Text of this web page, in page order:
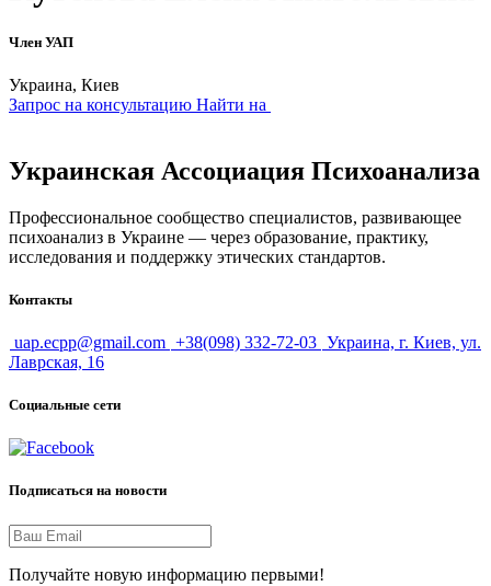
Член УАП
Украина, Киев
Запрос на консультацию Найти на
Украинская Ассоциация Психоанализа
Профессиональное сообщество специалистов, развивающее
психоанализ в Украине — через образование, практику,
исследования и поддержку этических стандартов.
Контакты
uap.ecpp@gmail.com +38(098) 332-72-03 Украина, г. Киев, ул.
Лаврская, 16
Социальные сети
Подписаться на новости
Получайте новую информацию первыми!